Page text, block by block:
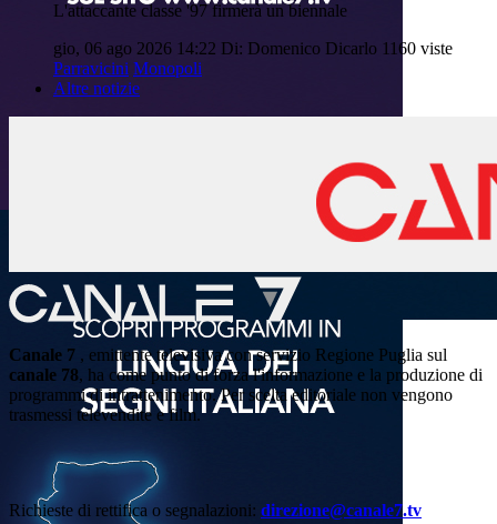
L'attaccante classe '97 firmerà un biennale
gio, 06 ago 2026 14:22 Di: Domenico Dicarlo 1160 viste
Parravicini Monopoli
Altre notizie
Canale 7 , emittente televisiva con servizio Regione Puglia sul
canale 78, ha come punto di forza l'informazione e la produzione di
programmi di intrattenimento. Per scelta editoriale non vengono
trasmessi televendite e film.
Richieste di rettifica o segnalazioni: direzione@canale7.tv